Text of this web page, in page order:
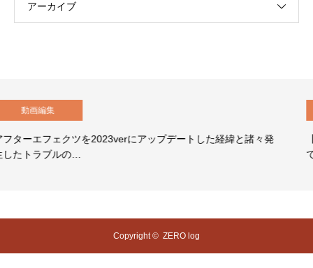
アーカイブ
にアップデートした経緯と諸々発
【After Effects】シェイプ
Copyright © ZERO log